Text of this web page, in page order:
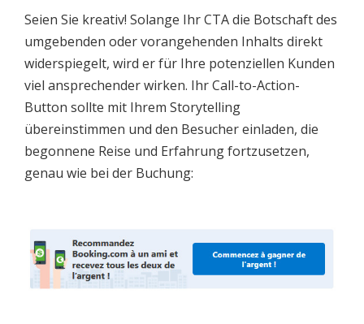
Seien Sie kreativ! Solange Ihr CTA die Botschaft des
umgebenden oder vorangehenden Inhalts direkt
widerspiegelt, wird er für Ihre potenziellen Kunden
viel ansprechender wirken. Ihr Call-to-Action-
Button sollte mit Ihrem Storytelling
übereinstimmen und den Besucher einladen, die
begonnene Reise und Erfahrung fortzusetzen,
genau wie bei der Buchung: